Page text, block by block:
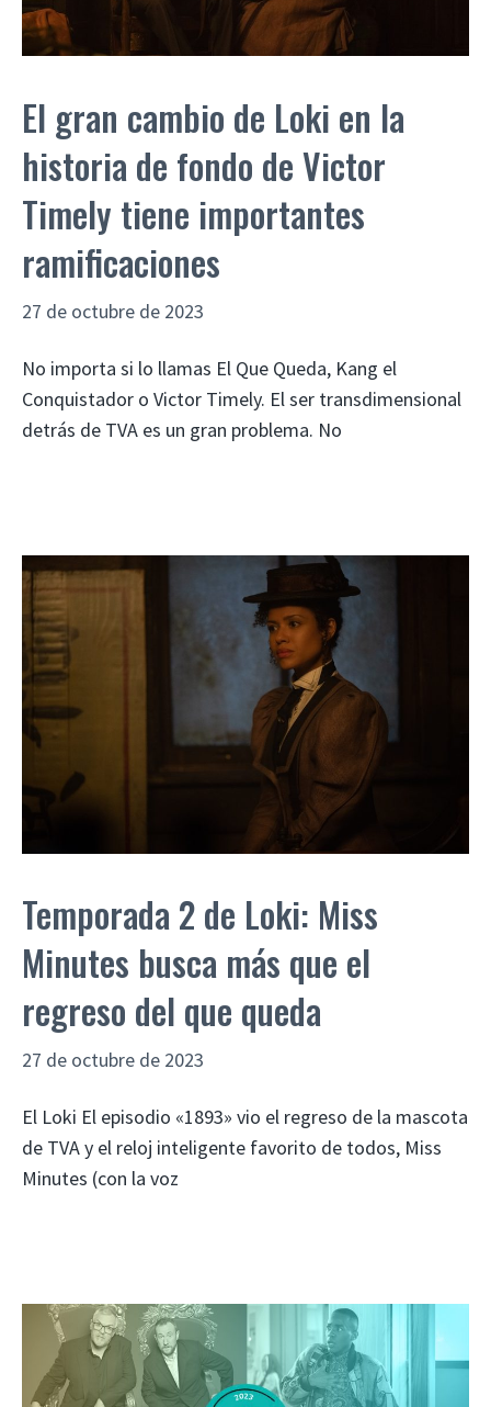
El gran cambio de Loki en la
historia de fondo de Victor
Timely tiene importantes
ramificaciones
27 de octubre de 2023
No importa si lo llamas El Que Queda, Kang el
Conquistador o Victor Timely. El ser transdimensional
detrás de TVA es un gran problema. No
Temporada 2 de Loki: Miss
Minutes busca más que el
regreso del que queda
27 de octubre de 2023
El Loki El episodio «1893» vio el regreso de la mascota
de TVA y el reloj inteligente favorito de todos, Miss
Minutes (con la voz